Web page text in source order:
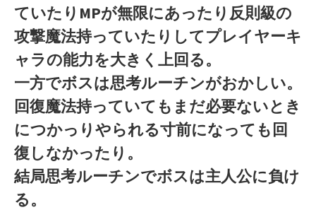
ていたりMPが無限にあったり反則級の
攻撃魔法持っていたりしてプレイヤーキ
ャラの能力を大きく上回る。
一方でボスは思考ルーチンがおかしい。
回復魔法持っていてもまだ必要ないとき
につかっりやられる寸前になっても回
復しなかったり。
結局思考ルーチンでボスは主人公に負け
る。